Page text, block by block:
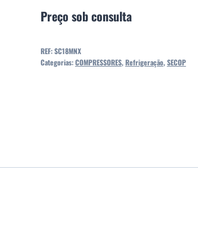
Preço sob consulta
REF:SC18MNX
Categorias:COMPRESSORES,Refrigeração,SECOP